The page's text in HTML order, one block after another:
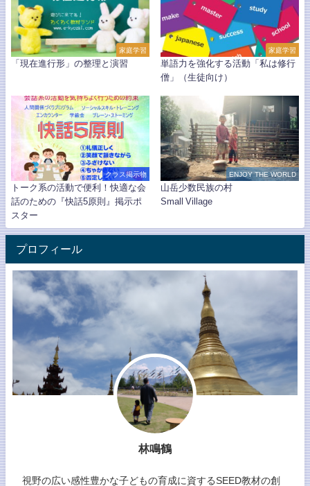
家庭学習
「現在進行形」の整理と演習
家庭学習
単語力を強化する活動「私は修行
僧」（生徒向け）
クラス掲示物
トーク系の活動で便利！快適な会
話のための『快話5原則』掲示ポ
スター
ENJOY THE WORLD
山岳少数民族の村
Small Village
プロフィール
林鳴鶴
視野の広い感性豊かな子どもの育成に資するSEED教材の創